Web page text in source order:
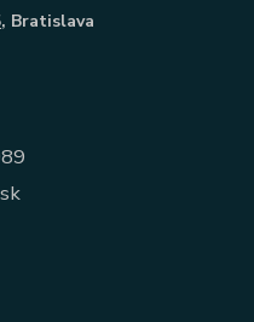
, Bratislava